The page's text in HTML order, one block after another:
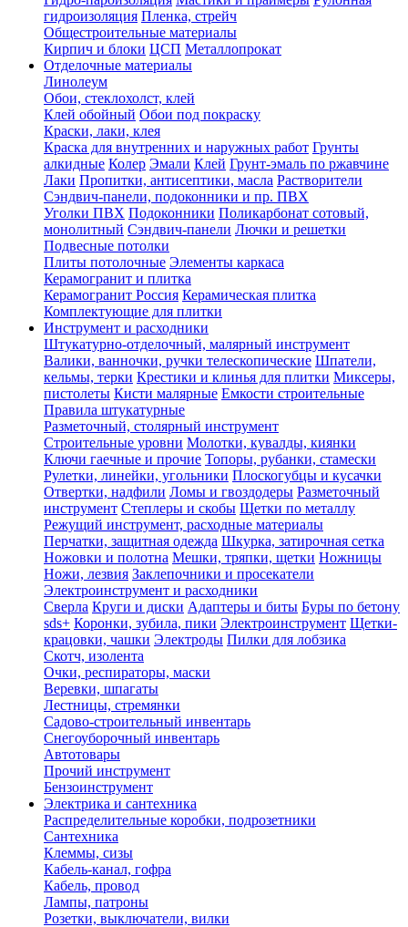
гидроизоляция Пленка, стрейч
Общестроительные материалы
Кирпич и блоки ЦСП Металлопрокат
Отделочные материалы
Линолеум
Обои, стеклохолст, клей
Клей обойный Обои под покраску
Краски, лаки, клея
Краска для внутренних и наружных работ Грунты
алкидные Колер Эмали Клей Грунт-эмаль по ржавчине
Лаки Пропитки, антисептики, масла Растворители
Сэндвич-панели, подоконники и пр. ПВХ
Уголки ПВХ Подоконники Поликарбонат сотовый,
монолитный Сэндвич-панели Лючки и решетки
Подвесные потолки
Плиты потолочные Элементы каркаса
Керамогранит и плитка
Керамогранит Россия Керамическая плитка
Комплектующие для плитки
Инструмент и расходники
Штукатурно-отделочный, малярный инструмент
Валики, ванночки, ручки телескопические Шпатели,
кельмы, терки Крестики и клинья для плитки Миксеры,
пистолеты Кисти малярные Емкости строительные
Правила штукатурные
Разметочный, столярный инструмент
Строительные уровни Молотки, кувалды, киянки
Ключи гаечные и прочие Топоры, рубанки, стамески
Рулетки, линейки, угольники Плоскогубцы и кусачки
Отвертки, надфили Ломы и гвоздодеры Разметочный
инструмент Степлеры и скобы Щетки по металлу
Режущий инструмент, расходные материалы
Перчатки, защитная одежда Шкурка, затирочная сетка
Ножовки и полотна Мешки, тряпки, щетки Ножницы
Ножи, лезвия Заклепочники и просекатели
Электроинструмент и расходники
Сверла Круги и диски Адаптеры и биты Буры по бетону
sds+ Коронки, зубила, пики Электроинструмент Щетки-
крацовки, чашки Электроды Пилки для лобзика
Скотч, изолента
Очки, респираторы, маски
Веревки, шпагаты
Лестницы, стремянки
Садово-строительный инвентарь
Снегоуборочный инвентарь
Автотовары
Прочий инструмент
Бензоинструмент
Электрика и сантехника
Распределительные коробки, подрозетники
Сантехника
Клеммы, сизы
Кабель-канал, гофра
Кабель, провод
Лампы, патроны
Розетки, выключатели, вилки